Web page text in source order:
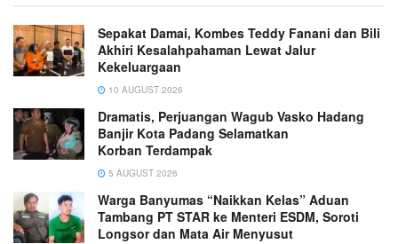
Sepakat Damai, Kombes Teddy Fanani dan Bili
Akhiri Kesalahpahaman Lewat Jalur
Kekeluargaan
10 AUGUST 2026
Dramatis, Perjuangan Wagub Vasko Hadang
Banjir Kota Padang Selamatkan
Korban Terdampak
5 AUGUST 2026
Warga Banyumas “Naikkan Kelas” Aduan
Tambang PT STAR ke Menteri ESDM, Soroti
Longsor dan Mata Air Menyusut